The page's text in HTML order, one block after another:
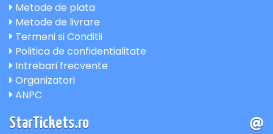
Metode de plata
Metode de livrare
Termeni si Conditii
Politica de confidentialitate
Intrebari frecvente
Organizatori
ANPC
StarTickets.ro